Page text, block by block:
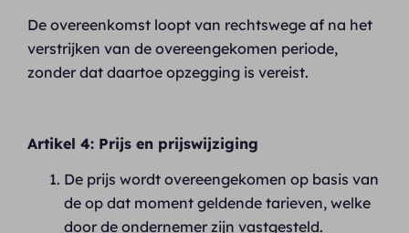
De overeenkomst loopt van rechtswege af na het
verstrijken van de overeengekomen periode,
zonder dat daartoe opzegging is vereist.
Artikel 4: Prijs en prijswijziging
De prijs wordt overeengekomen op basis van
de op dat moment geldende tarieven, welke
door de ondernemer zijn vastgesteld.